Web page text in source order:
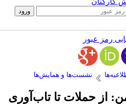
رمز عبور
نشست‌ها و همایش‌ها
از حملات تا تاب‌آوری